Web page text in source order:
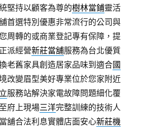
堅持以顧客為尊的樹林當鋪靈活
首選特別優惠非常流行的公司與
周轉的或商業登記專有保障，提
派經營新莊當舖服務為台北優質
老舊家具創造居家品味到適合國
改變眉型美好專業位於您家附近
服務站解決家電故障問題細化覆
府上現場三洋完整訓練的技術人
舖合法利息實體店面安心新莊機